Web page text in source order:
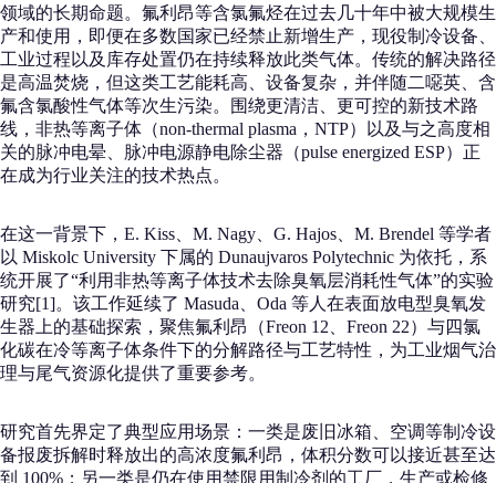
领域的长期命题。氟利昂等含氯氟烃在过去几十年中被大规模生
产和使用，即便在多数国家已经禁止新增生产，现役制冷设备、
工业过程以及库存处置仍在持续释放此类气体。传统的解决路径
是高温焚烧，但这类工艺能耗高、设备复杂，并伴随二噁英、含
氟含氯酸性气体等次生污染。围绕更清洁、更可控的新技术路
线，非热等离子体（non-thermal plasma，NTP）以及与之高度相
关的脉冲电晕、脉冲电源静电除尘器（pulse energized ESP）正
在成为行业关注的技术热点。
在这一背景下，E. Kiss、M. Nagy、G. Hajos、M. Brendel 等学者
以 Miskolc University 下属的 Dunaujvaros Polytechnic 为依托，系
统开展了“利用非热等离子体技术去除臭氧层消耗性气体”的实验
研究[1]。该工作延续了 Masuda、Oda 等人在表面放电型臭氧发
生器上的基础探索，聚焦氟利昂（Freon 12、Freon 22）与四氯
化碳在冷等离子体条件下的分解路径与工艺特性，为工业烟气治
理与尾气资源化提供了重要参考。
研究首先界定了典型应用场景：一类是废旧冰箱、空调等制冷设
备报废拆解时释放出的高浓度氟利昂，体积分数可以接近甚至达
到 100%；另一类是仍在使用禁限用制冷剂的工厂，生产或检修